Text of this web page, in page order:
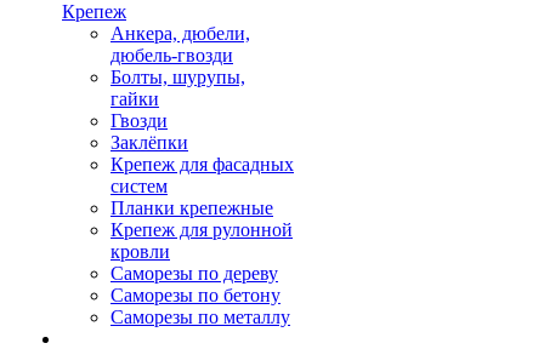
Крепеж
Анкера, дюбели,
дюбель-гвозди
Болты, шурупы,
гайки
Гвозди
Заклёпки
Крепеж для фасадных
систем
Планки крепежные
Крепеж для рулонной
кровли
Саморезы по дереву
Саморезы по бетону
Саморезы по металлу